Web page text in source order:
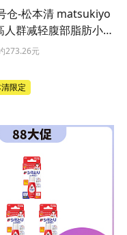
仓-松本清 matsukiyo
人群减轻腹部脂肪小腹
装
273.26元
限定